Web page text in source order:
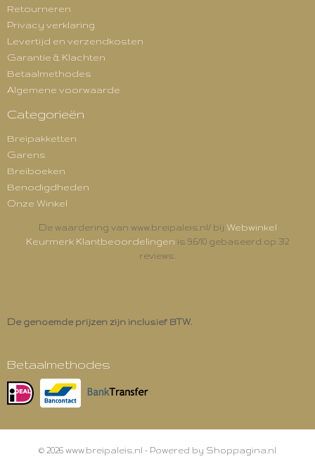
Retourneren
Privacy verklaring
Levertijd en verzendkosten
Garantie & Klachten
Betaalmethodes
Algemene voorwaarde
Categorieën
Breipakketten
Garens
Breiboeken
Benodigdheden
Onze Winkel
De waardering van www.breipaleis.nl/ bij Webwinkel
Keurmerk Klantbeoordelingen is 9.6/10 gebaseerd op 312
reviews.
De genoemde prijzen zijn inclusief BTW.
Betaalmethodes
© 2026 www.breipaleis.nl - Powered by Shoppagina.nl